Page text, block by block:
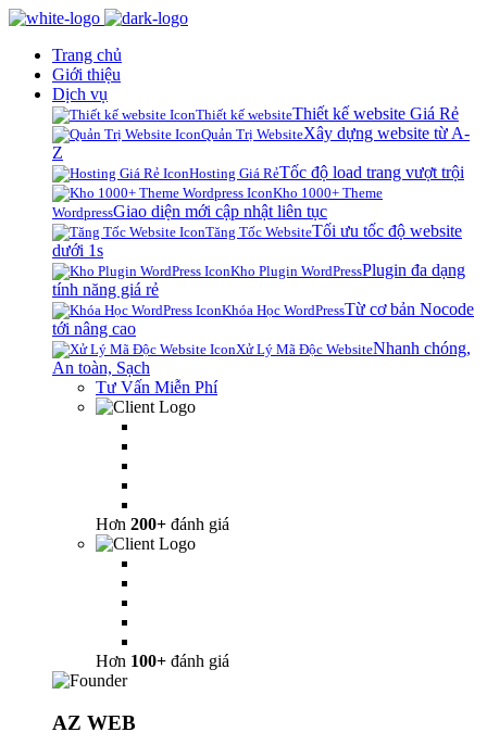
Trang chủ
Giới thiệu
Dịch vụ
Thiết kế websiteThiết kế website Giá Rẻ
Quản Trị WebsiteXây dựng website từ A-
Z
Hosting Giá RẻTốc độ load trang vượt trội
Kho 1000+ Theme
WordpressGiao diện mới cập nhật liên tục
Tăng Tốc WebsiteTối ưu tốc độ website
dưới 1s
Kho Plugin WordPressPlugin đa dạng
tính năng giá rẻ
Khóa Học WordPressTừ cơ bản Nocode
tới nâng cao
Xử Lý Mã Độc WebsiteNhanh chóng,
An toàn, Sạch
Tư Vấn Miễn Phí
Hơn 200+ đánh giá
Hơn 100+ đánh giá
AZ WEB